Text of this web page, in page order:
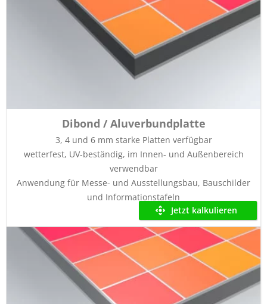
Dibond / Aluverbundplatte
3, 4 und 6 mm starke Platten verfügbar
wetterfest, UV-beständig, im Innen- und Außenbereich
verwendbar
Anwendung für Messe- und Ausstellungsbau, Bauschilder
und Informationstafeln
Jetzt kalkulieren